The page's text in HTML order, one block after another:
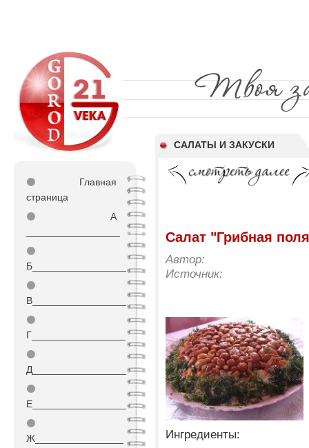
САЛАТЫ И ЗАКУСКИ
⚫
Главная
страница
⚫
А
⚫
Б_________________
⚫
В_________________
⚫
Г_________________
⚫
Д_________________
⚫
Е_________________
⚫
Ж________________
Салат "Грибная
Автор:
Источник:
Ингредиенты: